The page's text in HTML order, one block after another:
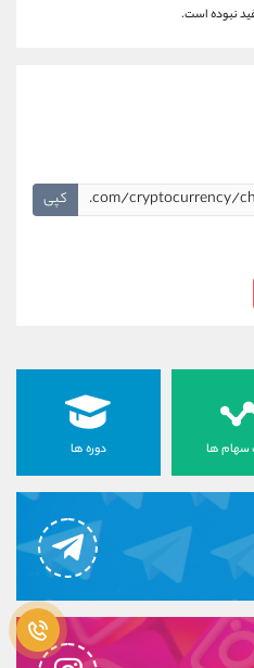
نبوده است.
کپی
سهام ها دوره ها